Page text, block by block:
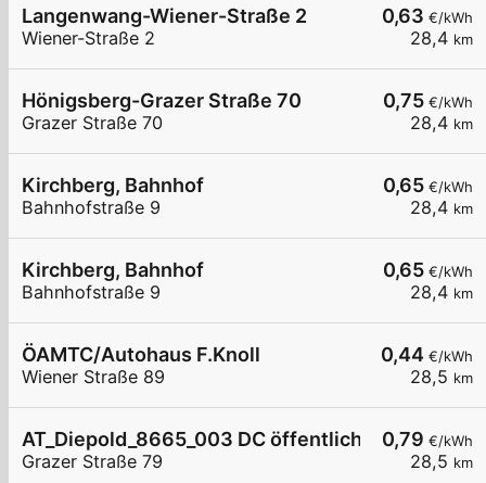
0,63 €/kWh
28,4 km
Langenwang-Wiener-Straße 2
Wiener-Straße 2
0,75 €/kWh
28,4 km
Hönigsberg-Grazer Straße 70
Grazer Straße 70
0,65 €/kWh
28,4 km
Kirchberg, Bahnhof
Bahnhofstraße 9
0,65 €/kWh
28,4 km
Kirchberg, Bahnhof
Bahnhofstraße 9
0,44 €/kWh
28,5 km
ÖAMTC/Autohaus F.Knoll
Wiener Straße 89
0,79 €/kWh
28,5 km
AT_Diepold_8665_003 DC öffentlich
Grazer Straße 79